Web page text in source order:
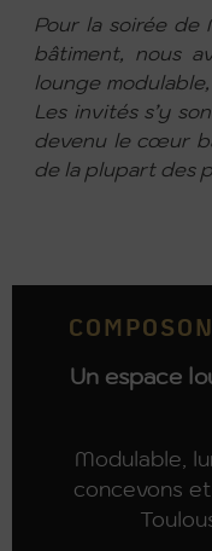
Pour la soirée de
bâtiment, nous
lounge
Les invités s’y
devenu le cœur
de la plupart des
Un espace
Modulable,
concevons